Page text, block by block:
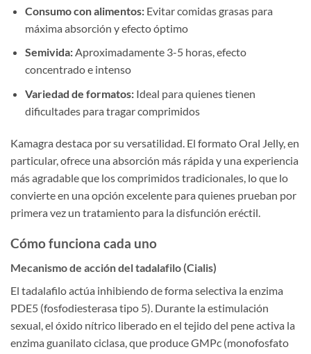
Consumo con alimentos:Evitar comidas grasas para
máxima absorción y efecto óptimo
Semivida:Aproximadamente 3-5 horas, efecto
concentrado e intenso
Variedad de formatos:Ideal para quienes tienen
dificultades para tragar comprimidos
Kamagra destaca por su versatilidad. El formato Oral Jelly, en
particular, ofrece una absorción más rápida y una experiencia
más agradable que los comprimidos tradicionales, lo que lo
convierte en una opción excelente para quienes prueban por
primera vez un tratamiento para la disfunción eréctil.
Cómo funciona cada uno
Mecanismo de acción del tadalafilo (Cialis)
El tadalafilo actúa inhibiendo de forma selectiva la enzima
PDE5 (fosfodiesterasa tipo 5). Durante la estimulación
sexual, el óxido nítrico liberado en el tejido del pene activa la
enzima guanilato ciclasa, que produce GMPc (monofosfato